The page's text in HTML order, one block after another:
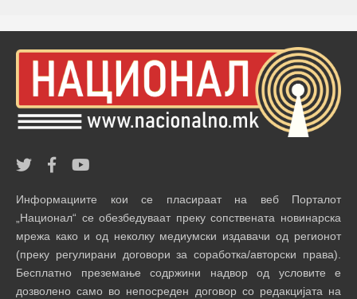
Информациите кои се пласираат на веб Порталот
„Национал“ се обезбедуваат преку сопствената новинарска
мрежа како и од неколку медиумски издавачи од регионот
(преку регулирани договори за соработка/авторски права).
Бесплатно преземање содржини надвор од условите е
дозволено само во непосреден договор со редакцијата на